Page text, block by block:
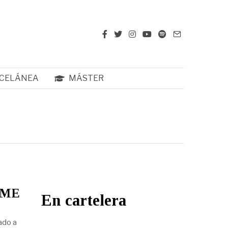
MÁSTER
a
En cartelera